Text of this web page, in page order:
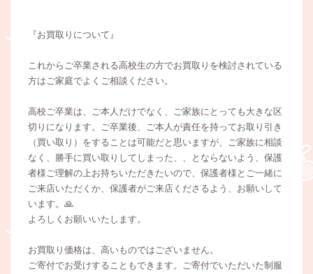
『お買取りについて』
これからご卒業される高校生の方でお買取りを検討されている
方はご家庭でよくご相談ください。
高校ご卒業は、ご本人だけでなく、ご家族にとっても大きな区
切りになります。ご卒業後、ご本人が責任を持ってお取り引き
（買い取り）をすることは可能だと思いますが、ご家族に相談
なく、勝手に買い取りしてしまった、、とならないよう、保護
者様ご理解の上お持ちいただきたいので、保護者様とご一緒に
ご来店いただくか、保護者がご来店くださるよう、お願いして
います。🙏
よろしくお願いいたします。
お買取り価格は、高いものではございません。
ご寄付でお受けすることもできます。ご寄付でいただいた制服